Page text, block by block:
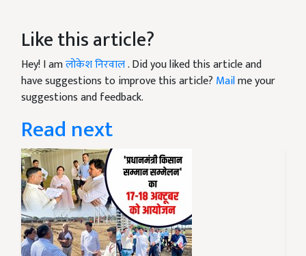
Like this article?
Hey! I amलोकेश निरवाल. Did you liked this article and
have suggestions to improve this article? Mailme your
suggestions and feedback.
Read next